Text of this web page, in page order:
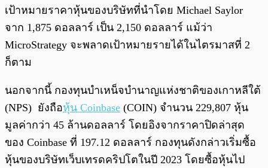
เป้าหมายราคาหุ้นของบริษัทที่นำโดย Michael Saylor
จาก 1,875 ดอลลาร์ เป็น 2,150 ดอลลาร์ แม้ว่า
MicroStrategy จะพลาดเป้าหมายรายได้ในไตรมาสที่ 2
ก็ตาม
นอกจากนี้ กองทุนบำเหน็จบำนาญแห่งชาติของเกาหลีใต้
(NPS) ยังถือหุ้น Coinbase (COIN) จำนวน 229,807 หุ้น
มูลค่ากว่า 45 ล้านดอลลาร์ โดยอิงจากราคาปิดล่าสุด
ของ Coinbase ที่ 197.12 ดอลลาร์ กองทุนดังกล่าวเริ่มซื้อ
หุ้นของบริษัทเว็บเทรดคริปโตในปี 2023 โดยซื้อหุ้นไป